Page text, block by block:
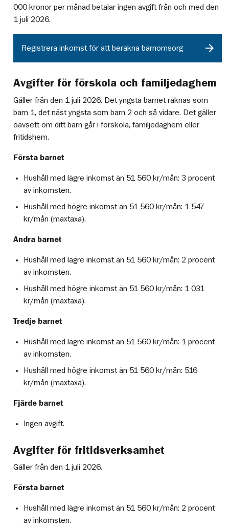
000 kronor per månad betalar ingen avgift från och med den
1 juli 2026.
Registrera inkomst för att beräkna barnomsorg
Avgifter för förskola och familjedaghem
Gäller från den 1 juli 2026. Det yngsta barnet räknas som
barn 1, det näst yngsta som barn 2 och så vidare. Det gäller
oavsett om ditt barn går i förskola, familjedaghem eller
fritidshem.
Första barnet
Hushåll med lägre inkomst än 51 560 kr/mån: 3 procent
av inkomsten.
Hushåll med högre inkomst än 51 560 kr/mån: 1 547
kr/mån (maxtaxa).
Andra barnet
Hushåll med lägre inkomst än 51 560 kr/mån: 2 procent
av inkomsten.
Hushåll med högre inkomst än 51 560 kr/mån: 1 031
kr/mån (maxtaxa).
Tredje barnet
Hushåll med lägre inkomst än 51 560 kr/mån: 1 procent
av inkomsten.
Hushåll med högre inkomst än 51 560 kr/mån: 516
kr/mån (maxtaxa).
Fjärde barnet
Ingen avgift.
Avgifter för fritidsverksamhet
Gäller från den 1 juli 2026.
Första barnet
Hushåll med lägre inkomst än 51 560 kr/mån: 2 procent
av inkomsten.